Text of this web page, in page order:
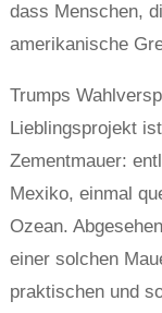
dass Menschen,
amerikanische
Trumps
Lieblingsprojekt
Zementmauer:
Mexiko, einmal
Ozean.
einer solchen
praktischen und